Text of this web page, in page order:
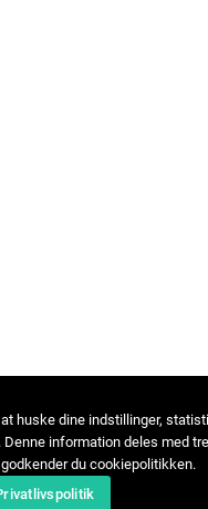
huske dine indstillinger,
information deles med
du cookiepolitikken.